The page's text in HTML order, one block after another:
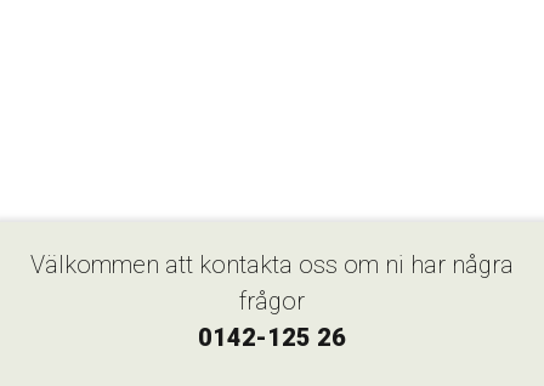
Välkommen att kontakta oss om ni har några
frågor
0142-125 26